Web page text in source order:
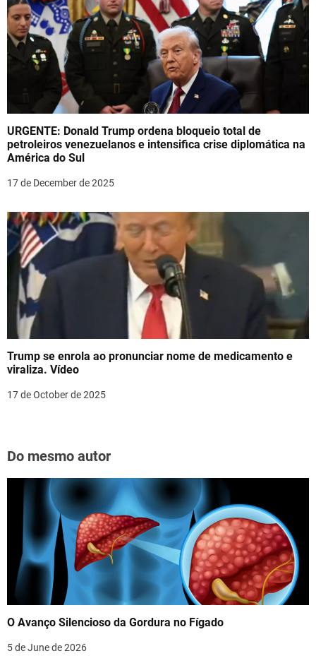
URGENTE: Donald Trump ordena bloqueio total de
petroleiros venezuelanos e intensifica crise diplomática na
América do Sul
17 de December de 2025
Trump se enrola ao pronunciar nome de medicamento e
viraliza. Vídeo
17 de October de 2025
Do mesmo autor
O Avanço Silencioso da Gordura no Fígado
5 de June de 2026